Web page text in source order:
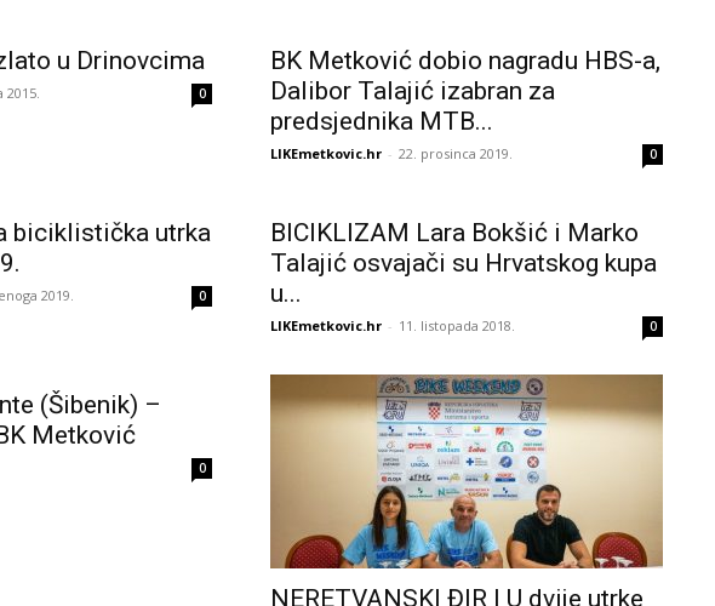
u Drinovcima
2015. 0
BK Metković dobio nagradu HBS-a,
Dalibor Talajić izabran za
predsjednika MTB...
LIKEmetkovic.hr - 22. prosinca 2019. 0
biciklistička utrka
2019. 0
BICIKLIZAM Lara Bokšić i Marko
Talajić osvajači su Hrvatskog kupa
u...
LIKEmetkovic.hr - 11. listopada 2018. 0
(Šibenik) –
Metković
0
NERETVANSKI ĐIR | U dvije utrke